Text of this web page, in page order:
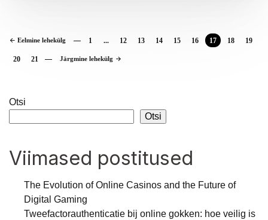
Eelmine lehekülg 1 ... 12 13 14 15 16 17 18 19
20 21 Järgmine lehekülg
Otsi
Otsi
Viimased postitused
The Evolution of Online Casinos and the Future of
Digital Gaming
Tweefactorauthenticatie bij online gokken: hoe veilig is